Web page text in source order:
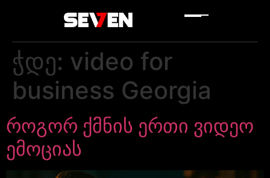
ჭდე: video for
business Georgia
როგორ ქმნის ერთი ვიდეო
ემოციას